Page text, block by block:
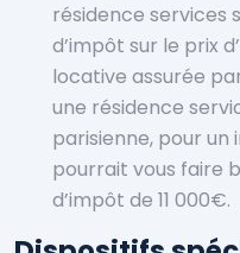
résidence services
d’impôt sur le prix
locative assurée
une résidence
parisienne, pour un
pourrait vous faire
d’impôt de 11 000€.